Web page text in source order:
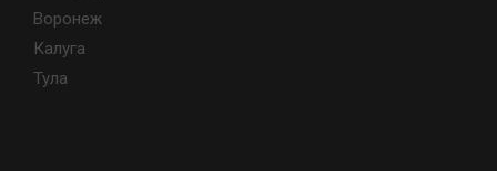
Воронеж
Калуга
Тула